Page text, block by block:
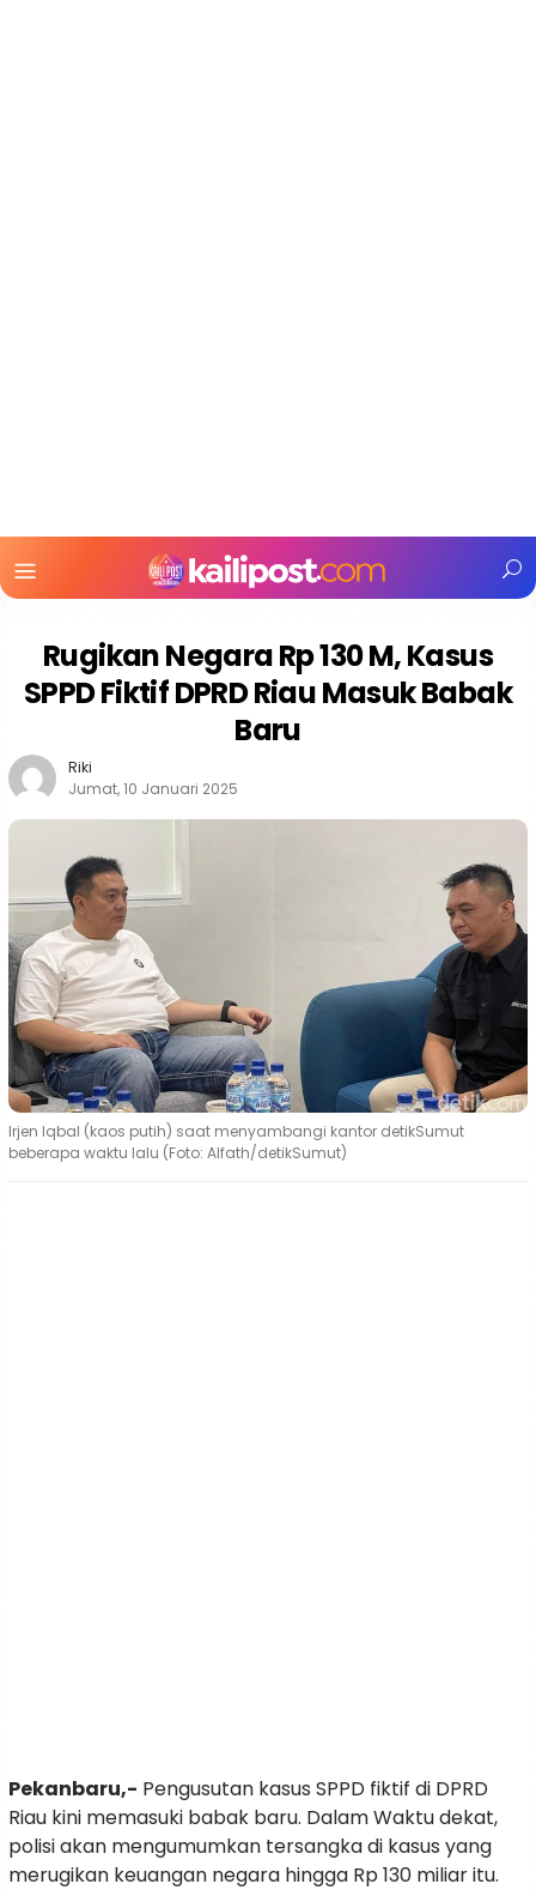
Mobile
Rugikan Negara Rp 130 M, Kasus
SPPD Fiktif DPRD Riau Masuk Babak
Baru
Riki
Jumat, 10 Januari 2025
Irjen Iqbal (kaos putih) saat menyambangi kantor detikSumut
beberapa waktu lalu (Foto: Alfath/detikSumut)
Pekanbaru,- Pengusutan kasus SPPD fiktif di DPRD
Riau kini memasuki babak baru. Dalam Waktu dekat,
polisi akan mengumumkan tersangka di kasus yang
merugikan keuangan negara hingga Rp 130 miliar itu.